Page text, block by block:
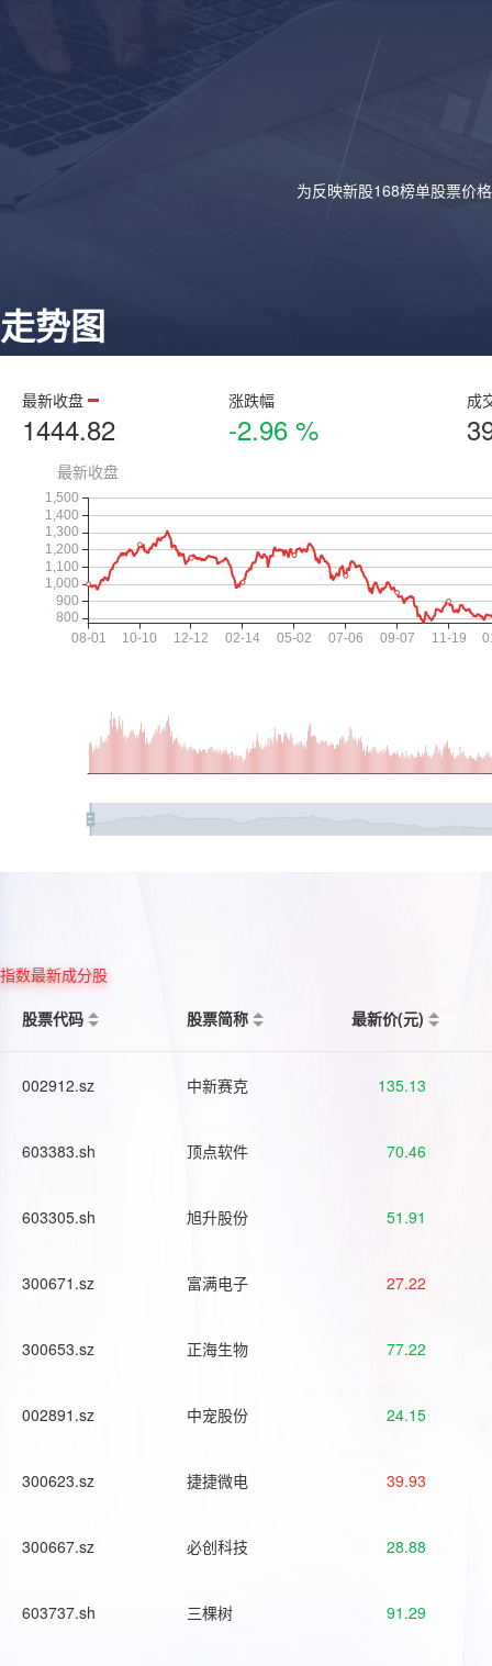
为反映新股168榜单股票价
走势图
最新收盘
1444.82
涨跌幅
-2.96 %
成
指数最新成分股
股票代码
股票简称 最新价(元)
002912.sz 中新赛克 135.13
603383.sh 顶点软件 70.46
603305.sh 旭升股份 51.91
300671.sz 富满电子 27.22
300653.sz 正海生物 77.22
002891.sz 中宠股份 24.15
300623.sz 捷捷微电 39.93
300667.sz 必创科技 28.88
603737.sh 三棵树 91.29